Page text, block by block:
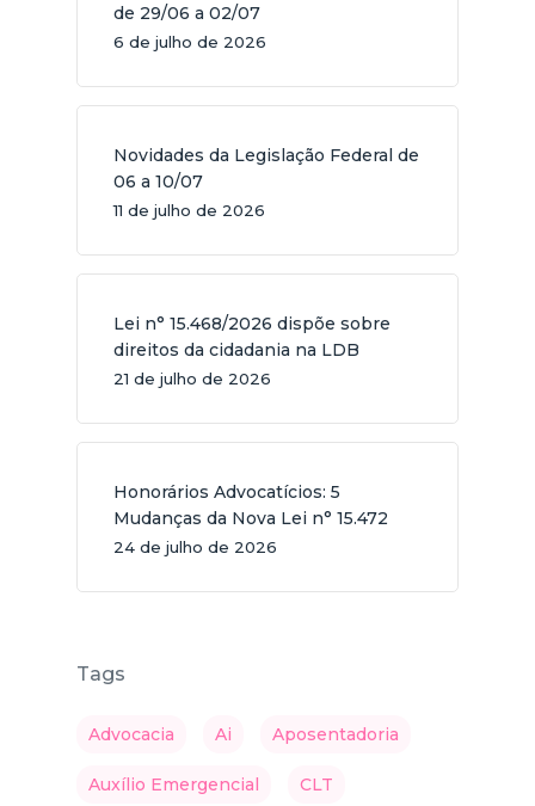
de 29/06 a 02/07
6 de julho de 2026
Novidades da Legislação Federal de
06 a 10/07
11 de julho de 2026
Lei n° 15.468/2026 dispõe sobre
direitos da cidadania na LDB
21 de julho de 2026
Honorários Advocatícios: 5
Mudanças da Nova Lei n° 15.472
24 de julho de 2026
Tags
Advocacia Ai Aposentadoria
Auxílio Emergencial CLT